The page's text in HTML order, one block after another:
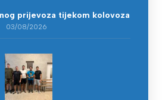
prijevoza tijekom kolovoza
03/08/2026